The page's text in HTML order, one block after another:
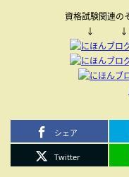
資格試験関連の
↓
シェア
Twitter